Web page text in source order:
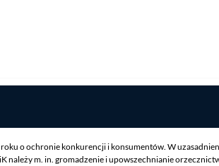
o ochronie konkurencji i konsumentów. W
należy m. in. gromadzenie i upowszechnianie